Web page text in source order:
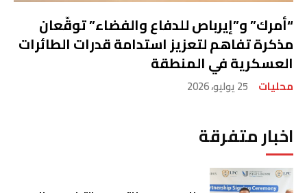
“أمرك” و”إيرباص للدفاع والفضاء” توقّعان
مذكرة تفاهم لتعزيز استدامة قدرات الطائرات
العسكرية في المنطقة
محليات 25 يوليو، 2026
اخبار متفرقة